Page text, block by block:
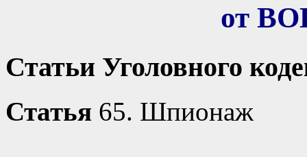
от
Статьи Уголовного
Статья 65. Шпионаж